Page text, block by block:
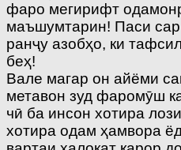
фаро мегирифт
маъшумтарин! Паси
ранҷу азобҳо, ки
беҳ!
Вале магар он айёми
метавон зуд фаромӯш
чӣ ба инсон хотира
хотира одам ҳамвора